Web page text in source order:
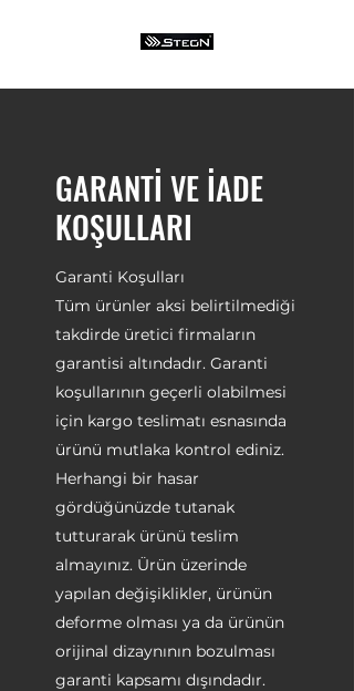
GARANTİ VE İADE
KOŞULLARI
Garanti Koşulları
Tüm ürünler aksi belirtilmediği
takdirde üretici firmaların
garantisi altındadır. Garanti
koşullarının geçerli olabilmesi
için kargo teslimatı esnasında
ürünü mutlaka kontrol ediniz.
Herhangi bir hasar
gördüğünüzde tutanak
tutturarak ürünü teslim
almayınız. Ürün üzerinde
yapılan değişiklikler, ürünün
deforme olması ya da ürünün
orijinal dizaynının bozulması
garanti kapsamı dışındadır.